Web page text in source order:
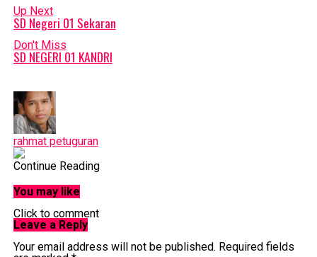
Up Next
SD Negeri 01 Sekaran
Don't Miss
SD NEGERI 01 KANDRI
rahmat petuguran
Continue Reading
You may like
Click to comment
Leave a Reply
Your email address will not be published. Required fields